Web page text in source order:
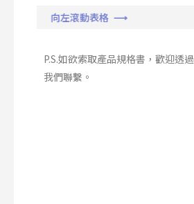
向左滾動表格 ⟶
P.S.如欲索取產品規格書，歡迎透過
我們聯繫。